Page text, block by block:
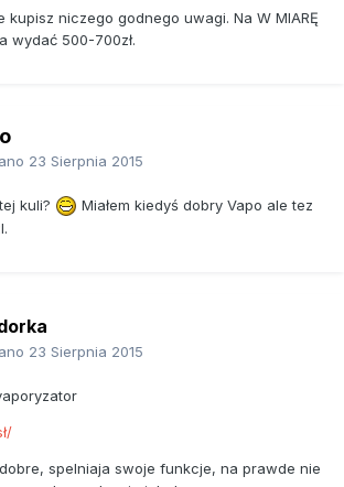
kupisz niczego godnego uwagi. Na W MIARĘ
wydać 500-700zł.
23 Sierpnia 2015
kuli?
Miałem kiedyś dobry Vapo ale tez
23 Sierpnia 2015
spelniaja swoje funkcje, na prawde nie